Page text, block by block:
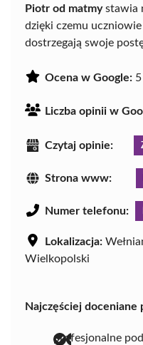
Piotr od matmystawia
dzięki czemu
dostrzegają swoje
Ocena w Google: 5
Liczba opinii w
Czytaj opinie:
Strona www:
Numer telefonu:
Lokalizacja:
Wielkopolski
Najczęściej doceniane
profesjonalne